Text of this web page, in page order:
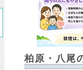
柏原・八尾